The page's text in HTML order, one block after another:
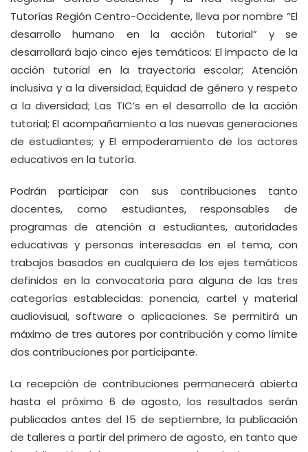
Tutorías Región Centro-Occidente, lleva por nombre “El
desarrollo humano en la acción tutorial” y se
desarrollará bajo cinco ejes temáticos: El impacto de la
acción tutorial en la trayectoria escolar; Atención
inclusiva y a la diversidad; Equidad de género y respeto
a la diversidad; Las TIC’s en el desarrollo de la acción
tutorial; El acompañamiento a las nuevas generaciones
de estudiantes; y El empoderamiento de los actores
educativos en la tutoría.
Podrán participar con sus contribuciones tanto
docentes, como estudiantes, responsables de
programas de atención a estudiantes, autoridades
educativas y personas interesadas en el tema, con
trabajos basados en cualquiera de los ejes temáticos
definidos en la convocatoria para alguna de las tres
categorías establecidas: ponencia, cartel y material
audiovisual, software o aplicaciones. Se permitirá un
máximo de tres autores por contribución y como límite
dos contribuciones por participante.
La recepción de contribuciones permanecerá abierta
hasta el próximo 6 de agosto, los resultados serán
publicados antes del 15 de septiembre, la publicación
de talleres a partir del primero de agosto, en tanto que